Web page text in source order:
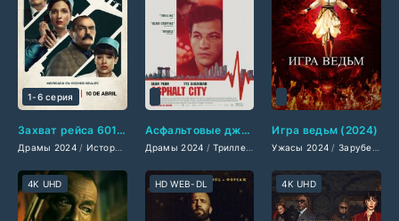
Захват рейса 601 (2024)
Драмы 2024/ Исторические фильмы 2024 /Триллеры 2024/Сериалы 2024
1-6 серия
Асфальтовые джунгли (2024)
Драмы 2024 /Триллеры 2024 /Зарубежные фильмы
Игра ведьм (2024)
Ужасы 2024 / Зарубежные фильмы 2024
4K UHD HD WEB-DL 4K UHD